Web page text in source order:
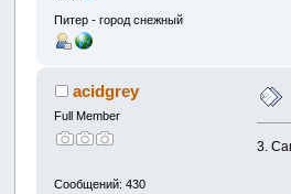
Питер - город снежный
acidgrey
Full Member
Сообщений: 430
3.